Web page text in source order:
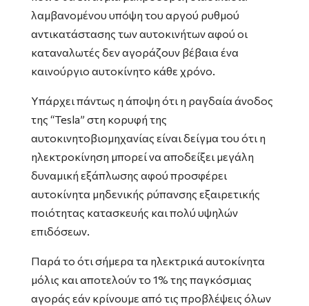
λαμβανομένου υπόψη του αργού ρυθμού
αντικατάστασης των αυτοκινήτων αφού οι
καταναλωτές δεν αγοράζουν βέβαια ένα
καινούργιο αυτοκίνητο κάθε χρόνο.
Υπάρχει πάντως η άποψη ότι η ραγδαία άνοδος
της “Tesla” στη κορυφή της
αυτοκινητοβιομηχανίας είναι δείγμα του ότι η
ηλεκτροκίνηση μπορεί να αποδείξει μεγάλη
δυναμική εξάπλωσης αφού προσφέρει
αυτοκίνητα μηδενικής ρύπανσης εξαιρετικής
ποιότητας κατασκευής και πολύ υψηλών
επιδόσεων.
Παρά το ότι σήμερα τα ηλεκτρικά αυτοκίνητα
μόλις και αποτελούν το 1% της παγκόσμιας
αγοράς εάν κρίνουμε από τις προβλέψεις όλων